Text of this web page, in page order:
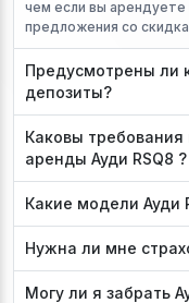
чем если вы
предложения со
Предусмотрены ли
депозиты?
Каковы
аренды Ауди RSQ8 ?
Какие модели Ауди
Нужна ли мне
Могу ли я забрать